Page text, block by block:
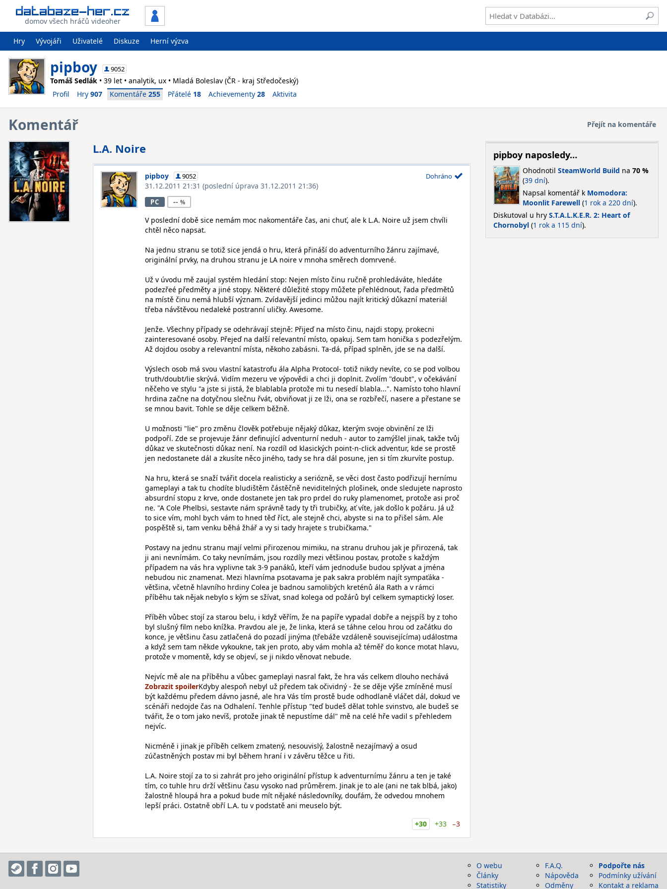
domov všech hráčů videoher
Hry Vývojáři Uživatelé Diskuze Herní výzva
pipboy 9052
Tomáš Sedlák • 39 let • analytik, ux • Mladá Boleslav (ČR - kraj Středočeský)
Profil
Hry 907 Komentáře 255 Přátelé 18 Achievementy 28 Aktivita
Komentář Přejít na komentáře
L.A. Noire
pipboy 9052
31.12.2011 21:31 (poslední úprava 31.12.2011 21:36)
Dohráno
PC
--
V poslední době sice nemám moc nakomentáře čas, ani chuť, ale k L.A. Noire už jsem chvíli
chtěl něco napsat.
Na jednu stranu se totiž sice jendá o hru, která přináší do adventurního žánru zajímavé,
originální prvky, na druhou stranu je LA noire v mnoha směrech domrvené.
Už v úvodu mě zaujal systém hledání stop: Nejen místo činu ručně prohledáváte, hledáte
podezřeé předměty a jiné stopy. Některé důležité stopy můžete přehlédnout, řada předmětů
na místě činu nemá hlubší význam. Zvídavější jedinci můžou najít kritický důkazní materiál
třeba návštěvou nedaleké postranní uličky. Awesome.
Jenže. Všechny případy se odehrávají stejně: Přijeď na místo činu, najdi stopy, prokecni
zainteresované osoby. Přejeď na další relevantní místo, opakuj. Sem tam honička s podezřelým.
Až dojdou osoby a relevantní místa, někoho zabásni. Ta-dá, případ splněn, jde se na další.
Výslech osob má svou vlastní katastrofu ála Alpha Protocol- totiž nikdy nevíte, co se pod volbou
truth/doubt/lie skrývá. Vidím mezeru ve výpovědi a chci ji doplnit. Zvolím "doubt", v očekávání
něčeho ve stylu "a jste si jistá, že blablabla protože mi tu nesedí blabla...". Namísto toho hlavní
hrdina začne na dotyčnou slečnu řvát, obviňovat ji ze lži, ona se rozbřečí, nasere a přestane se
se mnou bavit. Tohle se děje celkem běžně.
U možnosti "lie" pro změnu člověk potřebuje nějaký důkaz, kterým svoje obvinění ze lži
podpoří. Zde se projevuje žánr definující adventurní neduh - autor to zamýšlel jinak, takže tvůj
důkaz ve skutečnosti důkaz není. Na rozdíl od klasických point-n-click adventur, kde se prostě
jen nedostanete dál a zkusíte něco jiného, tady se hra dál posune, jen si tím zkurvíte postup.
Na hru, která se snaží tvářit docela realisticky a seriózně, se věci dost často podřizují hernímu
gameplayi a tak tu chodíte bludištěm částěčně neviditelných plošinek, onde sledujete naprosto
absurdní stopu z krve, onde dostanete jen tak pro prdel do ruky plamenomet, protože asi proč
ne. "A Cole Phelbsi, sestavte nám správně tady ty tři trubičky, ať víte, jak došlo k požáru. Já už
to sice vím, mohl bych vám to hned těď říct, ale stejně chci, abyste si na to přišel sám. Ale
pospěště si, tam venku běhá žhář a vy si tady hrajete s trubičkama."
Postavy na jednu stranu mají velmi přirozenou mimiku, na stranu druhou jak je přirozená, tak
ji ani nevnímám. Co taky nevnímám, jsou rozdíly mezi většinou postav, protože s každým
případem na vás hra vyplivne tak 3-9 panáků, kteří vám jednoduše budou splývat a jména
nebudou nic znamenat. Mezi hlavníma psotavama je pak sakra problém najít sympaťáka -
většina, včetně hlavního hrdiny Colea je badnou samolibých kreténů ála Rath a v rámci
příběhu tak nějak nebylo s kým se sžívat, snad kolega od požárů byl celkem symaptický loser.
Příběh vůbec stojí za starou belu, i když věřím, že na papíře vypadal dobře a nejspíš by z toho
byl slušný film nebo knížka. Pravdou ale je, že linka, která se táhne celou hrou od začátku do
konce, je většinu času zatlačená do pozadí jinýma (třebáže vzdáleně souvisejícíma) událostma
a když sem tam někde vykoukne, tak jen proto, aby vám mohla až téměř do konce motat hlavu,
protože v momentě, kdy se objeví, se ji nikdo věnovat nebude.
Nejvíc mě ale na příběhu a vůbec gameplayi nasral fakt, že hra vás celkem dlouho nechává
Kdyby alespoň nebyl už předem tak očividný - že se děje výše zmíněné musí
být každému předem dávno jasné, ale hra Vás tím prostě bude odhodlaně vláčet dál, dokud ve
scénáři nedojde čas na Odhalení. Tenhle přístup "teď budeš dělat tohle svinstvo, ale budeš se
tvářit, že o tom jako nevíš, protože jinak tě nepustíme dál" mě na celé hře vadil s přehledem
nejvíc.
Nicméně i jinak je příběh celkem zmatený, nesouvislý, žalostně nezajímavý a osud
zúčastněných postav mi byl během hraní i v závěru těžce u řiti.
L.A. Noire stojí za to si zahrát pro jeho originální přístup k adventurnímu žánru a ten je také
tím, co tuhle hru drží většinu času vysoko nad průměrem. Jinak je to ale (ani ne tak blbá, jako)
žalostně hloupá hra a pokud bude mít nějaké následovníky, doufám, že odvedou mnohem
lepší práci. Ostatně obří L.A. tu v podstatě ani meuselo být.
+30
+33 −3
pipboy naposledy…
Ohodnotil SteamWorld Build na 70 %
(39 dní).
Napsal komentář k Momodora:
Moonlit Farewell(1 rok a 220 dní).
Diskutoval u hry S.T.A.L.K.E.R. 2: Heart of
Chornobyl(1 rok a 115 dní).
O webu
Články
Statistiky
F.A.Q.
Nápověda
Odměny
Podpořte nás
Podmínky užívání
Kontakt a reklama